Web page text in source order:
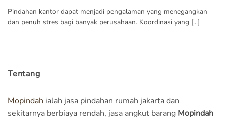
Pindahan kantor dapat menjadi pengalaman yang menegangkan
dan penuh stres bagi banyak perusahaan. Koordinasi yang [...]
Tentang
Mopindah ialah jasa pindahan rumah jakarta dan
sekitarnya berbiaya rendah, jasa angkut barang Mopindah